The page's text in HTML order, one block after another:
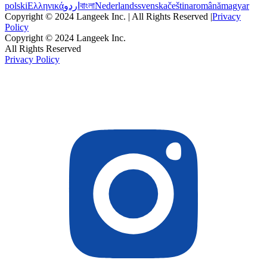
polskiΕλληνικάاردو বাংলাNederlandssvenskačeštinaromânămagyar
Copyright © 2024 Langeek Inc. | All Rights Reserved |Privacy
Policy
Copyright © 2024 Langeek Inc.
All Rights Reserved
Privacy Policy